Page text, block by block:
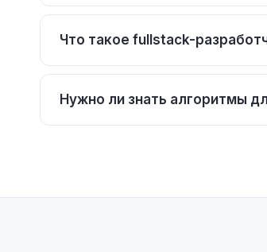
Что такое fullstack-
Нужно ли знать алгоритмы